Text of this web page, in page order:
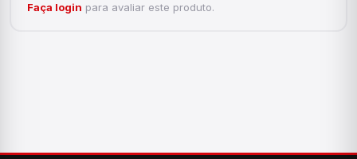
Faça login para avaliar este produto.